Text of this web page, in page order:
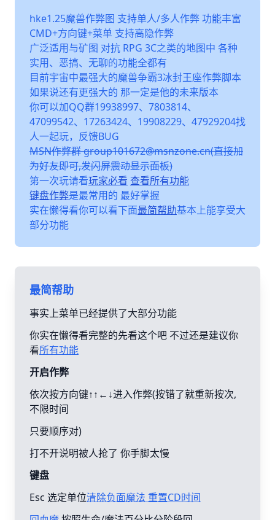
hke1.25魔兽作弊图 支持单人/多人作弊 功能丰富
CMD+方向键+菜单 支持高隐作弊
广泛适用与矿图 对抗 RPG 3C之类的地图中 各种
实用、恶搞、无聊的功能全都有
目前宇宙中最强大的魔兽争霸3冰封王座作弊脚本
如果说还有更强大的 那一定是他的未来版本
你可以加QQ群19938997、7803814、
47099542、17263424、19908229、47929204找
人一起玩，反馈BUG
MSN作弊群 group101672@msnzone.cn(直接加
为好友即可,发闪屏震动显示面板)
第一次玩请看玩家必看 查看所有功能
键盘作弊是最常用的 最好掌握
实在懒得看你可以看下面最简帮助基本上能享受大
部分功能
最简帮助
事实上菜单已经提供了大部分功能
你实在懒得看完整的先看这个吧 不过还是建议你
看所有功能
开启作弊
依次按方向键↑↑←↓进入作弊(按错了就重新按次,
不限时间
只要顺序对)
打不开说明被人抢了 你手脚太慢
键盘
Esc 选定单位清除负面魔法 重置CD时间